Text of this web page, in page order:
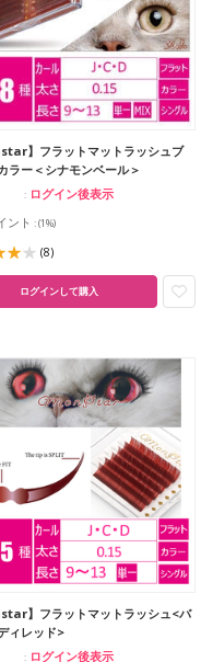
】フラットマットラッシュブ
ラー＜シナモンベール＞
ログイン後表示
ント :(1%)
(8)
ログインして購入
】フラットマットラッシュ<バ
ィレッド>
ログイン後表示